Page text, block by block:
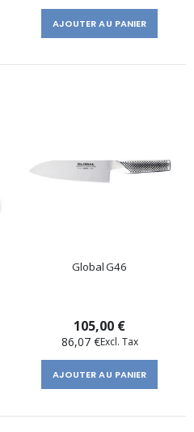
AJOUTER AU PANIER
Global G46
105,00 €
86,07 €
AJOUTER AU PANIER